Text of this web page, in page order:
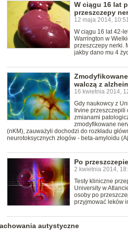
W ciągu 16 lat
przeszczepy
12 maja 2014,
W ciągu 16 lat 42-
Warrington w
przeszczepy nerki.
jakby dano mu 4
walczą z
16 kwietnia 2014,
Gdy naukowcy z
Irvine
zmianami
zmodyfikowane
(nKM), zauważyli dochodzi do rozkładu
neurotoksycznych złogów - beta-amyloidu
Po
2 kwietnia 2014,
Testy kliniczne
University w
osoby po
przyjmować leków
autystyczne